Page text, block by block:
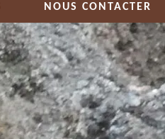
NOUS CONTACTER